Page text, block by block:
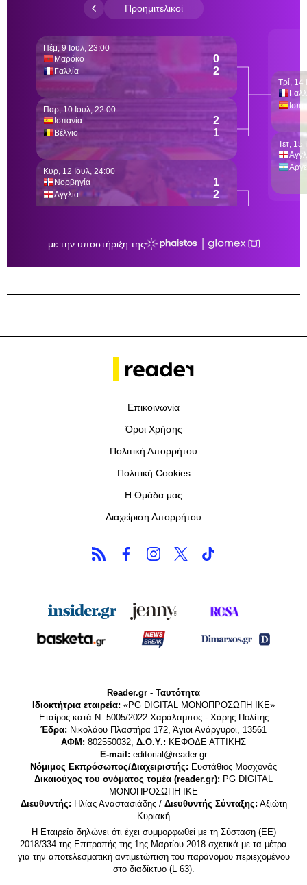
Επικοινωνία
Όροι Χρήσης
Πολιτική Απορρήτου
Πολιτική Cookies
Η Ομάδα μας
Διαχείριση Απορρήτου
Reader.gr - Ταυτότητα
Ιδιοκτήτρια εταιρεία: «PG DIGITAL MONΟΠΡΟΣΩΠΗ ΙΚΕ»
Εταίρος κατά Ν. 5005/2022 Χαράλαμπος - Χάρης Πολίτης
Έδρα: Νικολάου Πλαστήρα 172, Άγιοι Ανάργυροι, 13561
ΑΦΜ: 802550032, Δ.Ο.Υ.: ΚΕΦΟΔΕ ΑΤΤΙΚΗΣ
E-mail: editorial@reader.gr
Νόμιμος Εκπρόσωπος/Διαχειριστής: Ευστάθιος Μοσχονάς
Δικαιούχος του ονόματος τομέα (reader.gr): PG DIGITAL
MONΟΠΡΟΣΩΠΗ ΙΚΕ
Διευθυντής: Ηλίας Αναστασιάδης / Διευθυντής Σύνταξης: Αξιώτη
Κυριακή
Η Εταιρεία δηλώνει ότι έχει συμμορφωθεί με τη Σύσταση (ΕΕ)
2018/334 της Επιτροπής της 1ης Μαρτίου 2018 σχετικά με τα μέτρα
για την αποτελεσματική αντιμετώπιση του παράνομου περιεχομένου
στο διαδίκτυο (L 63).